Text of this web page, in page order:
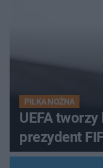
PIŁKA NOŻNA
UEFA
prezydent